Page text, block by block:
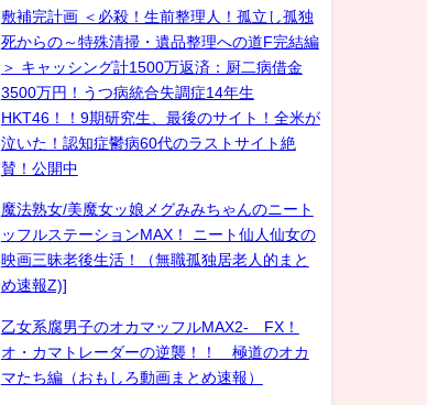
敷補完計画 ＜必殺！生前整理人！孤立し孤独
死からの～特殊清掃・遺品整理への道F完結編
＞ キャッシング計1500万返済：厨二病借金
3500万円！うつ病統合失調症14年生
HKT46！！9期研究生、最後のサイト！全米が
泣いた！認知症鬱病60代のラストサイト絶
賛！公開中
魔法熟女/美魔女ッ娘メグみみちゃんのニート
ッフルステーションMAX！ ニート仙人仙女の
映画三昧老後生活！（無職孤独居老人的まと
め速報Z)]
乙女系腐男子のオカマッフルMAX2- FX！
オ・カマトレーダーの逆襲！！ 極道のオカ
マたち編（おもしろ動画まとめ速報）